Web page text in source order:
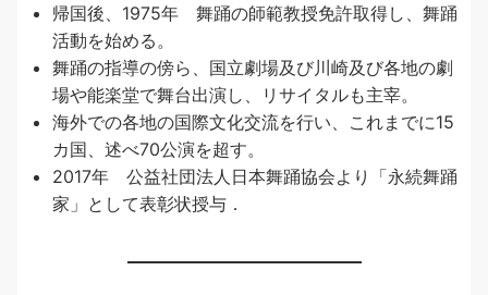
帰国後、1975年 舞踊の師範教授免許取得し、舞踊
活動を始める。
舞踊の指導の傍ら、国立劇場及び川崎及び各地の劇
場や能楽堂で舞台出演し、リサイタルも主宰。
海外での各地の国際文化交流を行い、これまでに15
カ国、述べ70公演を超す。
2017年 公益社団法人日本舞踊協会より「永続舞踊
家」として表彰状授与．